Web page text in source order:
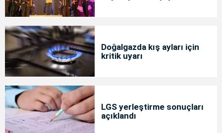
Doğalgazda kış ayları için
kritik uyarı
LGS yerleştirme sonuçları
açıklandı